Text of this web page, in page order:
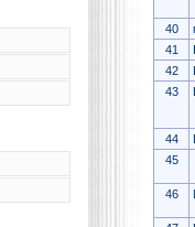
40
41
42
43
44
45
46